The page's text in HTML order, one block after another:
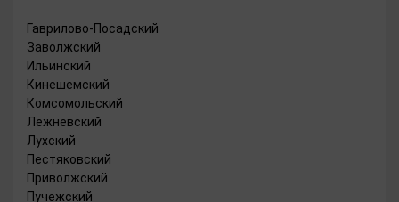
Гаврилово-Посадский
Заволжский
Ильинский
Кинешемский
Комсомольский
Лежневский
Лухский
Пестяковский
Приволжский
Пучежский